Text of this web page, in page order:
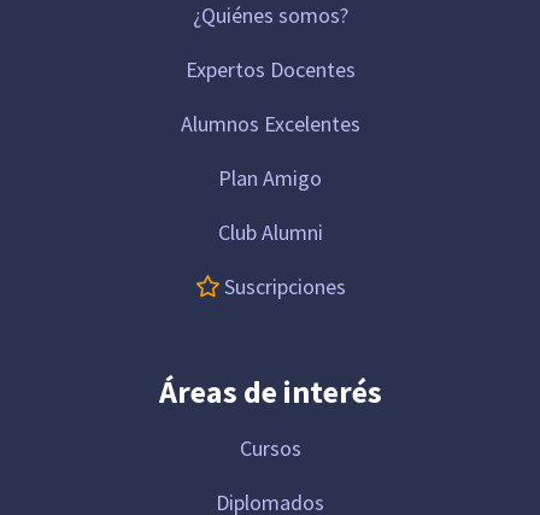
¿Quiénes somos?
Expertos Docentes
Alumnos Excelentes
Plan Amigo
Club Alumni
Suscripciones
Áreas de interés
Cursos
Diplomados